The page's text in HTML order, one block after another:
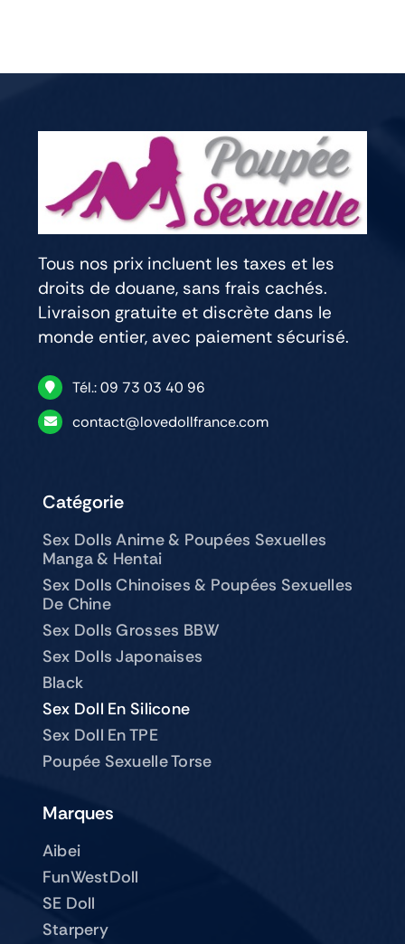
Tous nos prix incluent les taxes et les
droits de douane, sans frais cachés.
Livraison gratuite et discrète dans le
monde entier, avec paiement sécurisé.
Tél.: 09 73 03 40 96
contact@lovedollfrance.com
Catégorie
Sex Dolls Anime & Poupées Sexuelles
Manga & Hentai
Sex Dolls Chinoises & Poupées Sexuelles
De Chine
Sex Dolls Grosses BBW
Sex Dolls Japonaises
Black
Sex Doll En Silicone
Sex Doll En TPE
Poupée Sexuelle Torse
Marques
Aibei
FunWestDoll
SE Doll
Starpery